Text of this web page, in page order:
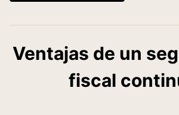
Ventajas de un
fiscal